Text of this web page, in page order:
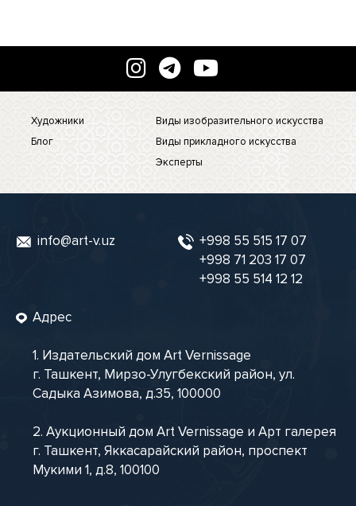
Художники
Блог
Виды изобразительного искусства
Виды прикладного искусства
Эксперты
info@art-v.uz
+998 55 515 17 07
+998 71 203 17 07
+998 55 514 12 12
Адрес
1. Издательский дом Art Vernissage
г. Ташкент, Мирзо-Улугбекский район, ул.
Садыка Азимова, д.35, 100000
2. Аукционный дом Art Vernissage и Арт галерея
г. Ташкент, Яккасарайский район, проспект
Мукими 1, д.8, 100100